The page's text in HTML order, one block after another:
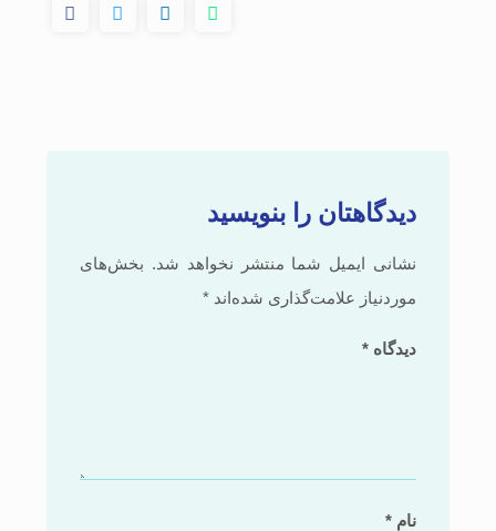
دیدگاهتان را بنویسید
نشانی ایمیل شما منتشر نخواهد شد. بخش‌های
موردنیاز علامت‌گذاری شده‌اند *
دیدگاه *
نام *